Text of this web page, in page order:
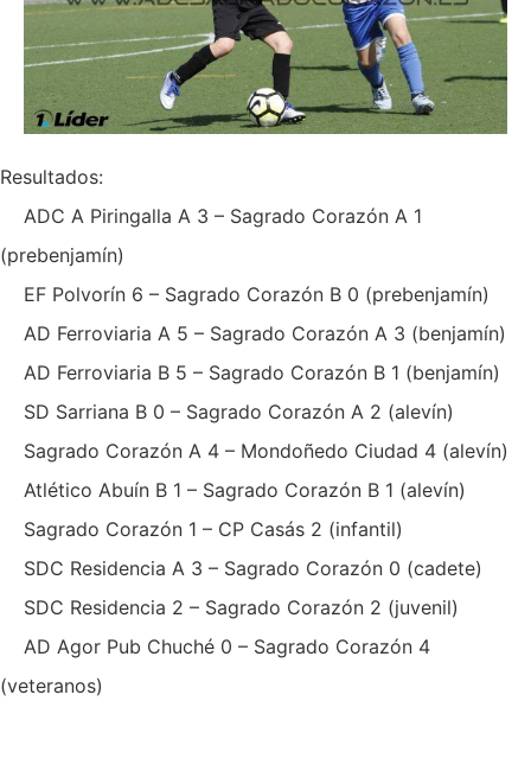
Resultados:
ADC A Piringalla A 3 – Sagrado Corazón A 1
(prebenjamín)
EF Polvorín 6 – Sagrado Corazón B 0 (prebenjamín)
AD Ferroviaria A 5 – Sagrado Corazón A 3 (benjamín)
AD Ferroviaria B 5 – Sagrado Corazón B 1 (benjamín)
SD Sarriana B 0 – Sagrado Corazón A 2 (alevín)
Sagrado Corazón A 4 – Mondoñedo Ciudad 4 (alevín)
Atlético Abuín B 1 – Sagrado Corazón B 1 (alevín)
Sagrado Corazón 1 – CP Casás 2 (infantil)
SDC Residencia A 3 – Sagrado Corazón 0 (cadete)
SDC Residencia 2 – Sagrado Corazón 2 (juvenil)
AD Agor Pub Chuché 0 – Sagrado Corazón 4
(veteranos)